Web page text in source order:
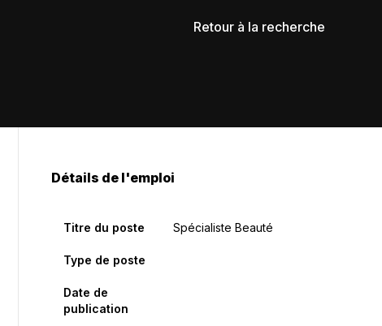
Retour à la recherche
Détails de l'emploi
Titre du poste Spécialiste Beauté
Type de poste
Date de
publication